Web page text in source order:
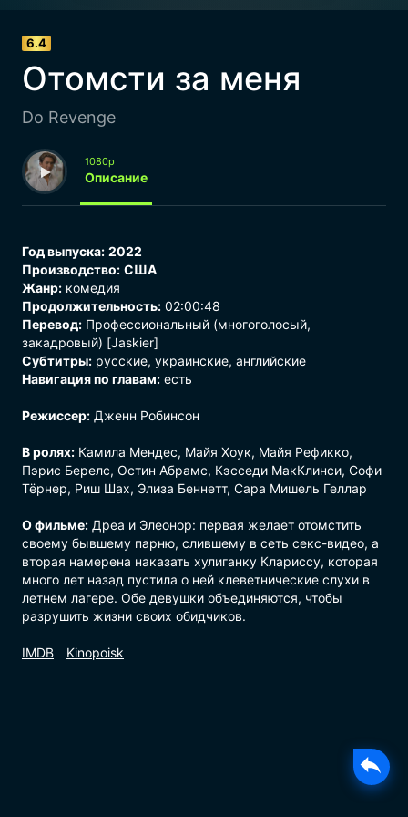
6.4
Отомсти за меня
Do Revenge
1080p
Описание
Год выпуска: 2022
Производство: США
Жанр: комедия
Продолжительность: 02:00:48
Перевод: Профессиональный (многоголосый,
закадровый) [Jaskier]
Субтитры: русские, украинские, английские
Навигация по главам: есть
Режиссер: Дженн Робинсон
В ролях: Камила Мендес, Майя Хоук, Майя Рефикко,
Пэрис Берелс, Остин Абрамс, Кэсседи МакКлинси, Софи
Тёрнер, Риш Шах, Элиза Беннетт, Сара Мишель Геллар
О фильме: Дреа и Элеонор: первая желает отомстить
своему бывшему парню, слившему в сеть секс-видео, а
вторая намерена наказать хулиганку Клариссу, которая
много лет назад пустила о ней клеветнические слухи в
летнем лагере. Обе девушки объединяются, чтобы
разрушить жизни своих обидчиков.